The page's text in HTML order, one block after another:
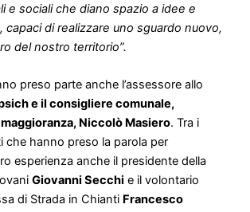
e sociali che diano spazio a idee e
capaci di realizzare uno sguardo nuovo,
del nostro territorio”.
preso parte anche l’assessore allo
e il consigliere comunale,
Niccolò Masiero. Tra i
che hanno preso la parola per
esperienza anche il presidente della
Giovanni Secchi e il volontario
di Strada in Chianti Francesco